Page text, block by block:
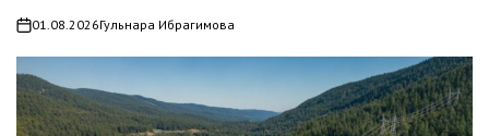
on01.08.2026Гульнара Ибрагимова